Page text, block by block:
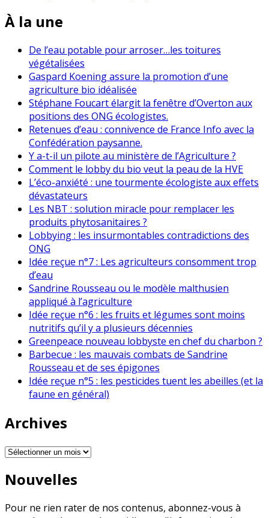
À la une
De l’eau potable pour arroser…les toitures
végétalisées
Gaspard Koening assure la promotion d’une
agriculture bio idéalisée
Stéphane Foucart élargit la fenêtre d’Overton aux
positions des ONG écologistes.
Retenues d’eau : connivence de France Info avec la
Confédération paysanne.
Y a-t-il un pilote au ministère de l’Agriculture ?
Comment le lobby du bio veut la peau de la HVE
L’éco-anxiété : une tourmente écologiste aux effets
dévastateurs
Les NBT : solution miracle pour remplacer les
produits phytosanitaires ?
Lobbying : les insurmontables contradictions des
ONG
Idée reçue n°7 : Les agriculteurs consomment trop
d’eau
Sandrine Rousseau ou le modèle malthusien
appliqué à l’agriculture
Idée reçue n°6 : les fruits et légumes sont moins
nutritifs qu’il y a plusieurs décennies
Greenpeace nouveau lobbyste en chef du charbon ?
Barbecue : les mauvais combats de Sandrine
Rousseau et de ses épigones
Idée reçue n°5 : les pesticides tuent les abeilles (et la
faune en général)
Archives
Archives
Nouvelles
Pour ne rien rater de nos contenus, abonnez-vous à